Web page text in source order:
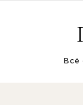
Всё